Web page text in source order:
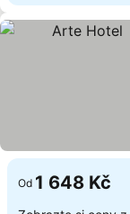
Od 1 648 Kč